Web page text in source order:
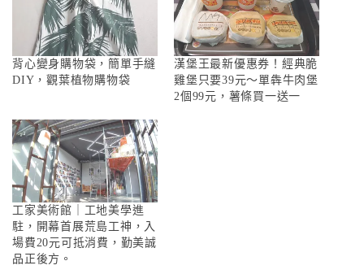
背心變身購物袋，簡單手縫
DIY，觀葉植物購物袋
漢堡王最新優惠券！經典脆
雞堡只要39元～單犇牛肉堡
2個99元，薯條買一送一
工家美術館｜工地美學進
駐，開幕首展荒島工神，入
場費20元可抵消費，勤美誠
品正後方。